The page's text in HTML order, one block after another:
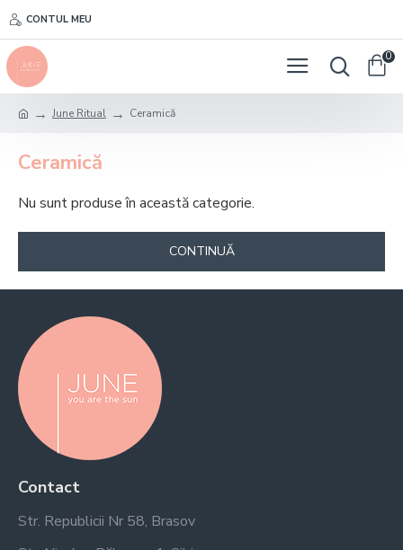
CONTUL MEU
0
June Ritual Ceramică
Ceramică
Nu sunt produse în această categorie.
CONTINUĂ
Contact
Str. Republicii Nr 58, Brasov